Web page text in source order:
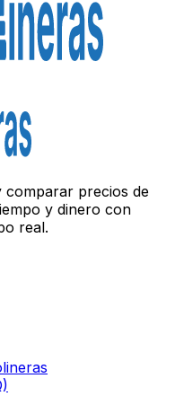
comparar precios de
y dinero con
real.